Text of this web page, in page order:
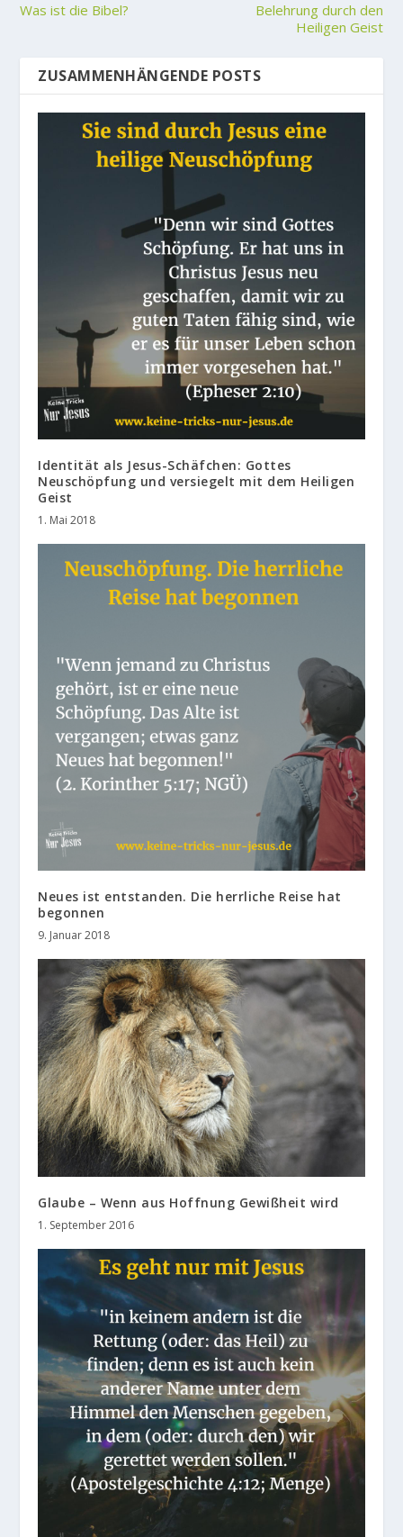
Was ist die Bibel?
Belehrung durch den
Heiligen Geist
ZUSAMMENHÄNGENDE POSTS
Identität als Jesus-Schäfchen: Gottes
Neuschöpfung und versiegelt mit dem Heiligen
Geist
1. Mai 2018
Neues ist entstanden. Die herrliche Reise hat
begonnen
9. Januar 2018
Glaube – Wenn aus Hoffnung Gewißheit wird
1. September 2016